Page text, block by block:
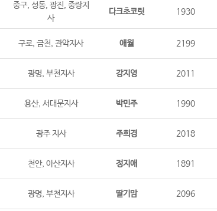
중구, 성동, 광진, 중랑지
사
다크초코릿 1930
구로, 금천, 관악지사 애월 2199
광명, 부천지사 강지영 2011
용산, 서대문지사 박민주 1990
광주 지사 주희경 2018
천안, 아산지사 정지애 1891
광명, 부천지사 딸기맘 2096